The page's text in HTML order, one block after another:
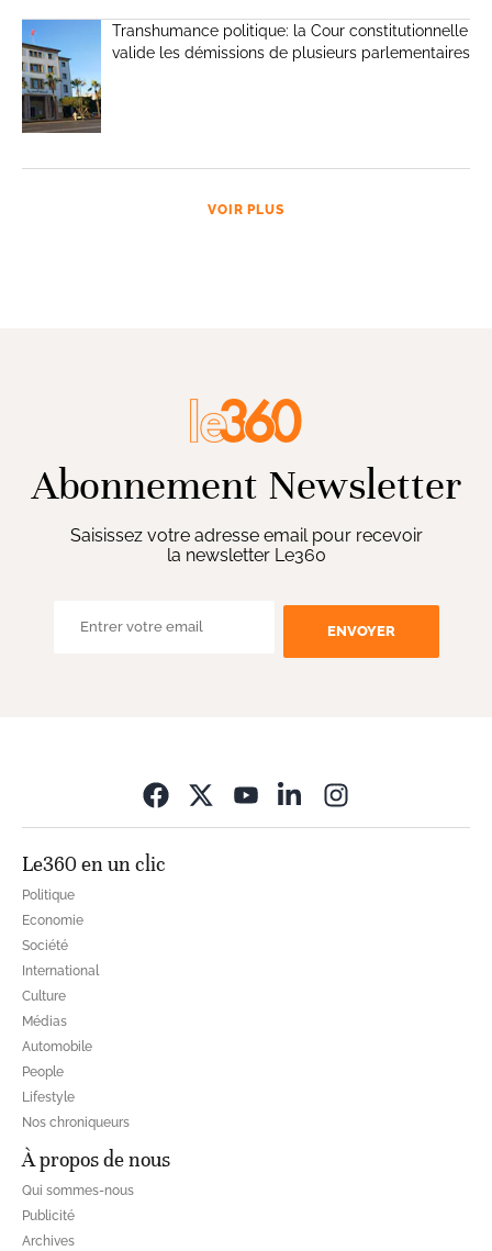
Transhumance politique: la Cour constitutionnelle
valide les démissions de plusieurs parlementaires
VOIR PLUS
Abonnement Newsletter
Saisissez votre adresse email pour recevoir
la newsletter Le360
ENVOYER
Le360 en un clic
Politique
Economie
Société
International
Culture
Médias
Automobile
People
Lifestyle
Nos chroniqueurs
À propos de nous
Qui sommes-nous
Publicité
Archives